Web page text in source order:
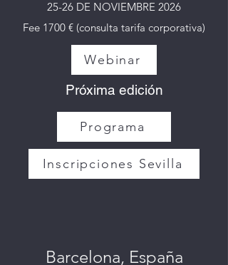
25-26 DE NOVIEMBRE 2026
Fee 1700 € (consulta tarifa corporativa)
Webinar
Próxima edición
Programa
Inscripciones Sevilla
Barcelona, España